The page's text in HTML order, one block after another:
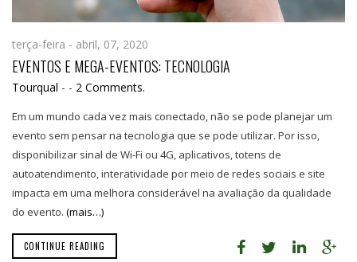
terça-feira - abril, 07, 2020
EVENTOS E MEGA-EVENTOS: TECNOLOGIA
Tourqual - - 2 Comments.
Em um mundo cada vez mais conectado, não se pode planejar um
evento sem pensar na tecnologia que se pode utilizar. Por isso,
disponibilizar sinal de Wi-Fi ou 4G, aplicativos, totens de
autoatendimento, interatividade por meio de redes sociais e site
impacta em uma melhora considerável na avaliação da qualidade
do evento. (mais…)
CONTINUE READING